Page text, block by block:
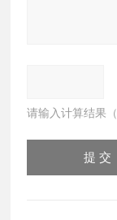
请输入计算结果